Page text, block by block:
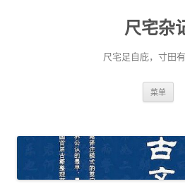
尺宅杂
尺宅足自庇，寸田有
菜单